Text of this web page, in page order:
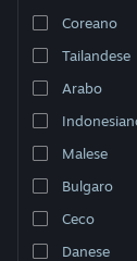
Ottieni l'app
Visualizza il sito
Coreano
Tailandese
Arabo
Malese
Bulgaro
Ceco
Danese